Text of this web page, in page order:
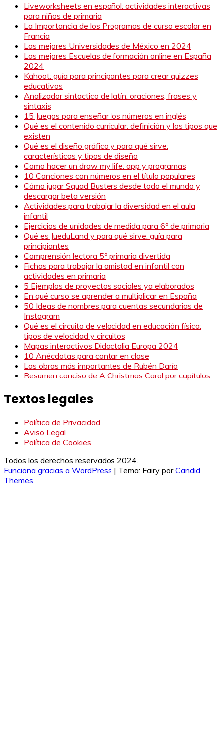
Liveworksheets en español: actividades interactivas
para niños de primaria
La Importancia de los Programas de curso escolar en
Francia
Las mejores Universidades de México en 2024
Las mejores Escuelas de formación online en España
2024
Kahoot: guía para principantes para crear quizzes
educativos
Analizador sintactico de latín: oraciones, frases y
sintaxis
15 Juegos para enseñar los números en inglés
Qué es el contenido curricular: definición y los tipos que
existen
Qué es el diseño gráfico y para qué sirve:
características y tipos de diseño
Como hacer un draw my life: app y programas
10 Canciones con números en el título populares
Cómo jugar Squad Busters desde todo el mundo y
descargar beta versión
Actividades para trabajar la diversidad en el aula
infantil
Ejercicios de unidades de medida para 6º de primaria
Qué es JueduLand y para qué sirve: guía para
principiantes
Comprensión lectora 5º primaria divertida
Fichas para trabajar la amistad en infantil con
actividades en primaria
5 Ejemplos de proyectos sociales ya elaborados
En qué curso se aprender a multiplicar en España
50 Ideas de nombres para cuentas secundarias de
Instagram
Qué es el circuito de velocidad en educación física:
tipos de velocidad y circuitos
Mapas interactivos Didactalia Europa 2024
10 Anécdotas para contar en clase
Las obras más importantes de Rubén Darío
Resumen conciso de A Christmas Carol por capítulos
Textos legales
Política de Privacidad
Aviso Legal
Política de Cookies
Todos los derechos reservados 2024.
Funciona gracias a WordPress | Tema: Fairy porCandid
Themes.